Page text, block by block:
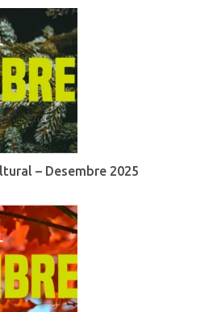
– Desembre 2025